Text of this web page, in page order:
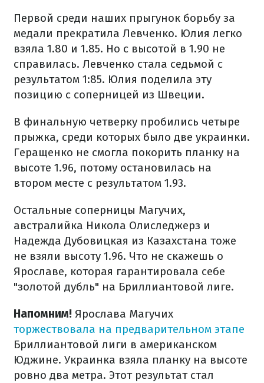
Первой среди наших прыгунок борьбу за
медали прекратила Левченко. Юлия легко
взяла 1.80 и 1.85. Но с высотой в 1.90 не
справилась. Левченко стала седьмой с
результатом 1:85. Юлия поделила эту
позицию с соперницей из Швеции.
В финальную четверку пробились четыре
прыжка, среди которых было две украинки.
Геращенко не смогла покорить планку на
высоте 1.96, потому остановилась на
втором месте с результатом 1.93.
Остальные соперницы Магучих,
австралийка Никола Олиследжерз и
Надежда Дубовицкая из Казахстана тоже
не взяли высоту 1.96. Что не скажешь о
Ярославе, которая гарантировала себе
"золотой дубль" на Бриллиантовой лиге.
Напомним! Ярослава Магучих
торжествовала на предварительном этапе
Бриллиантовой лиги в американском
Юджине. Украинка взяла планку на высоте
ровно два метра. Этот результат стал